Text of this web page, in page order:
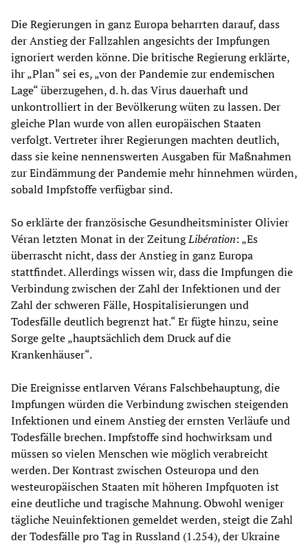
Die Regierungen in ganz Europa beharrten darauf, dass
der Anstieg der Fallzahlen angesichts der Impfungen
ignoriert werden könne. Die britische Regierung erklärte,
ihr „Plan“ sei es, „von der Pandemie zur endemischen
Lage“ überzugehen, d. h. das Virus dauerhaft und
unkontrolliert in der Bevölkerung wüten zu lassen. Der
gleiche Plan wurde von allen europäischen Staaten
verfolgt. Vertreter ihrer Regierungen machten deutlich,
dass sie keine nennenswerten Ausgaben für Maßnahmen
zur Eindämmung der Pandemie mehr hinnehmen würden,
sobald Impfstoffe verfügbar sind.
So erklärte der französische Gesundheitsminister Olivier
Véran letzten Monat in der ZeitungLibération: „Es
überrascht nicht, dass der Anstieg in ganz Europa
stattfindet. Allerdings wissen wir, dass die Impfungen die
Verbindung zwischen der Zahl der Infektionen und der
Zahl der schweren Fälle, Hospitalisierungen und
Todesfälle deutlich begrenzt hat.“ Er fügte hinzu, seine
Sorge gelte „hauptsächlich dem Druck auf die
Krankenhäuser“.
Die Ereignisse entlarven Vérans Falschbehauptung, die
Impfungen würden die Verbindung zwischen steigenden
Infektionen und einem Anstieg der ernsten Verläufe und
Todesfälle brechen. Impfstoffe sind hochwirksam und
müssen so vielen Menschen wie möglich verabreicht
werden. Der Kontrast zwischen Osteuropa und den
westeuropäischen Staaten mit höheren Impfquoten ist
eine deutliche und tragische Mahnung. Obwohl weniger
tägliche Neuinfektionen gemeldet werden, steigt die Zahl
der Todesfälle pro Tag in Russland (1.254), der Ukraine